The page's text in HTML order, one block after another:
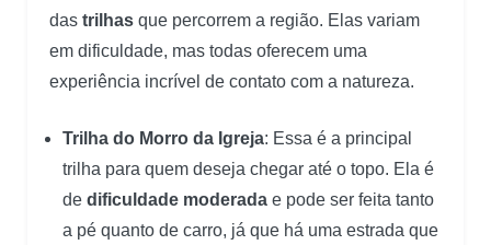
das trilhas que percorrem a região. Elas variam
em dificuldade, mas todas oferecem uma
experiência incrível de contato com a natureza.
Trilha do Morro da Igreja: Essa é a principal
trilha para quem deseja chegar até o topo. Ela é
de dificuldade moderada e pode ser feita tanto
a pé quanto de carro, já que há uma estrada que